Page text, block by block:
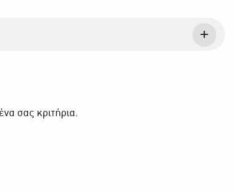
σας κριτήρια.